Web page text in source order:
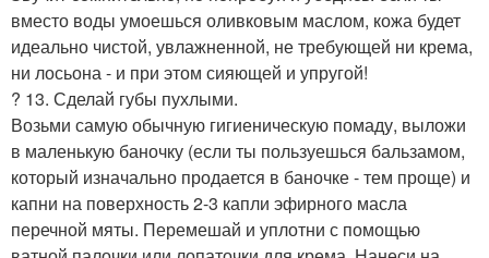
вместо воды умоешься оливковым маслом, кожа будет
идеально чистой, увлажненной, не требующей ни крема,
ни лосьона - и при этом сияющей и упругой!
? 13. Сделай губы пухлыми.
Возьми самую обычную гигиеническую помаду, выложи
в маленькую баночку (если ты пользуешься бальзамом,
который изначально продается в баночке - тем проще) и
капни на поверхность 2-3 капли эфирного масла
перечной мяты. Перемешай и уплотни с помощью